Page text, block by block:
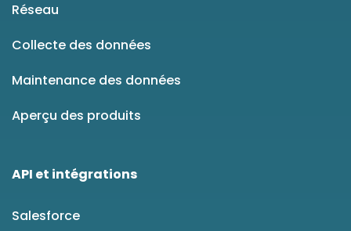
Réseau
Collecte des données
Maintenance des données
Aperçu des produits
API et intégrations
Salesforce